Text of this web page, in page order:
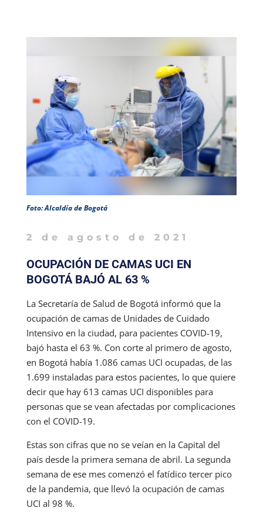
Foto: Alcaldía de Bogotá
2 de agosto de 2021
OCUPACIÓN DE CAMAS UCI EN
BOGOTÁ BAJÓ AL 63 %
La Secretaría de Salud de Bogotá informó que la
ocupación de camas de Unidades de Cuidado
Intensivo en la ciudad, para pacientes COVID-19,
bajó hasta el 63 %. Con corte al primero de agosto,
en Bogotá había 1.086 camas UCI ocupadas, de las
1.699 instaladas para estos pacientes, lo que quiere
decir que hay 613 camas UCI disponibles para
personas que se vean afectadas por complicaciones
con el COVID-19.
Estas son cifras que no se veían en la Capital del
país desde la primera semana de abril. La segunda
semana de ese mes comenzó el fatídico tercer pico
de la pandemia, que llevó la ocupación de camas
UCI al 98 %.